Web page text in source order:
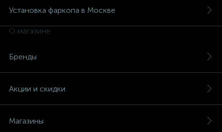
Установка фаркопа в Москве
О магазине
Бренды
Акции и скидки
Магазины